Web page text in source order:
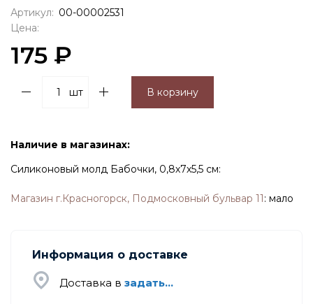
Артикул: 00-00002531
Цена:
175 ₽
шт В корзину
Наличие в магазинах:
Силиконовый молд Бабочки, 0,8х7х5,5 см:
Магазин г.Красногорск, Подмосковный бульвар 11: мало
Информация о доставке
Доставка в задать...